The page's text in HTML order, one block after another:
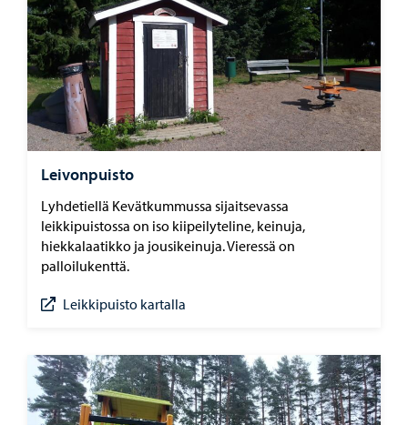
Leivonpuisto
Lyhdetiellä Kevätkummussa sijaitsevassa
leikkipuistossa on iso kiipeilyteline, keinuja,
hiekkalaatikko ja jousikeinuja. Vieressä on
palloilukenttä.
Leikkipuisto kartalla